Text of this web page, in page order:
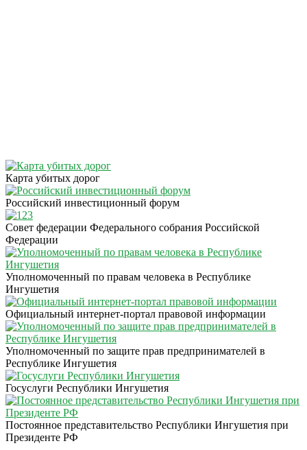
Карта убитых дорог
Российский инвестиционный форум
Совет федерации Федерального собрания Российской
Федерации
Уполномоченный по правам человека в Республике
Ингушетия
Официальный интернет-портал правовой информации
Уполномоченный по защите прав предпринимателей в
Республике Ингушетия
Госуслуги Республики Ингушетия
Постоянное представительство Республики Ингушетия при
Президенте РФ